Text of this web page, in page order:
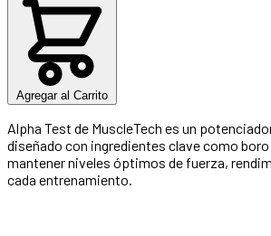
Agregar al Carrito
Alpha Test de MuscleTech es un
diseñado con ingredientes clave como boro
mantener niveles óptimos de fuerza,
cada entrenamiento.